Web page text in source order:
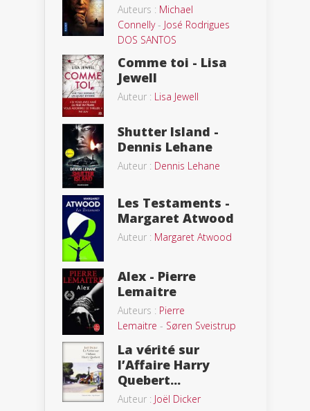
Auteurs : Michael
Connelly- José Rodrigues
DOS SANTOS
Comme toi - Lisa
Jewell
Auteur : Lisa Jewell
Shutter Island -
Dennis Lehane
Auteur : Dennis Lehane
Les Testaments -
Margaret Atwood
Auteur : Margaret Atwood
Alex - Pierre
Lemaitre
Auteurs : Pierre
Lemaitre - Søren Sveistrup
La vérité sur
l’Affaire Harry
Quebert...
Auteur : Joël Dicker